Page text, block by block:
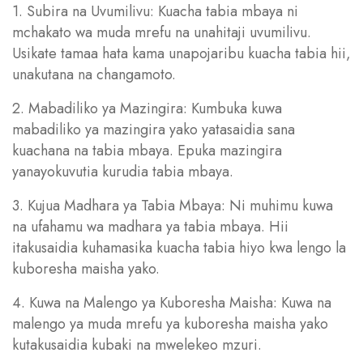
1. Subira na Uvumilivu: Kuacha tabia mbaya ni
mchakato wa muda mrefu na unahitaji uvumilivu.
Usikate tamaa hata kama unapojaribu kuacha tabia hii,
unakutana na changamoto.
2. Mabadiliko ya Mazingira: Kumbuka kuwa
mabadiliko ya mazingira yako yatasaidia sana
kuachana na tabia mbaya. Epuka mazingira
yanayokuvutia kurudia tabia mbaya.
3. Kujua Madhara ya Tabia Mbaya: Ni muhimu kuwa
na ufahamu wa madhara ya tabia mbaya. Hii
itakusaidia kuhamasika kuacha tabia hiyo kwa lengo la
kuboresha maisha yako.
4. Kuwa na Malengo ya Kuboresha Maisha: Kuwa na
malengo ya muda mrefu ya kuboresha maisha yako
kutakusaidia kubaki na mwelekeo mzuri.